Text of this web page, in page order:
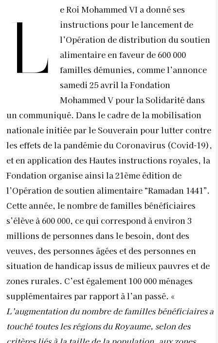
L
e Roi Mohammed VI a donné ses
instructions pour le lancement de
l’Opération de distribution du soutien
alimentaire en faveur de 600 000
familles démunies, comme l’annonce
samedi 25 avril la Fondation
Mohammed V pour la Solidarité dans
un communiqué. Dans le cadre de la mobilisation
nationale initiée par le Souverain pour lutter contre
les effets de la pandémie du Coronavirus (Covid-19),
et en application des Hautes instructions royales, la
Fondation organise ainsi la 21ème édition de
l’Opération de soutien alimentaire “Ramadan 1441”.
Cette année, le nombre de familles bénéficiaires
s’élève à 600 000, ce qui correspond à environ 3
millions de personnes dans le besoin, dont des
veuves, des personnes âgées et des personnes en
situation de handicap issus de milieux pauvres et de
zones rurales. C’est également 100 000 ménages
supplémentaires par rapport à l’an passé. «
L’augmentation du nombre de familles bénéficiaires a
touché toutes les régions du Royaume, selon des